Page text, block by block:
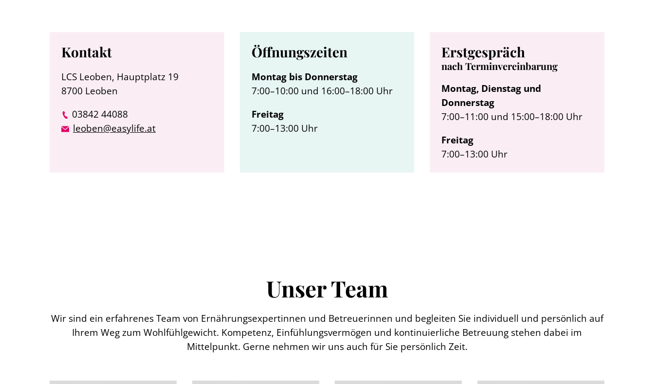
Kontakt
LCS Leoben, Hauptplatz 19
8700 Leoben
03842 44088
leoben@easylife.at
Öffnungszeiten
Montag bis Donnerstag
7:00–10:00 und 16:00–18:00 Uhr
Freitag
7:00–13:00 Uhr
Erstgespräch
nach Terminvereinbarung
Montag, Dienstag und
Donnerstag
7:00–11:00 und 15:00–18:00 Uhr
Freitag
7:00–13:00 Uhr
Unser Team
Wir sind ein erfahrenes Team von Ernährungsexpertinnen und Betreuerinnen und begleiten Sie individuell und persönlich auf
Ihrem Weg zum Wohlfühlgewicht. Kompetenz, Einfühlungsvermögen und kontinuierliche Betreuung stehen dabei im
Mittelpunkt. Gerne nehmen wir uns auch für Sie persönlich Zeit.